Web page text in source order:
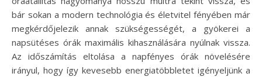
bár sokan a modern technológia és életvitel fényében már
megkérdőjelezik annak szükségességét, a gyökerei a
napsütéses órák maximális kihasználására nyúlnak vissza.
Az időszámítás eltolása a napfényes órák növelésére
irányul, hogy így kevesebb energiatöbbletet igényeljünk a